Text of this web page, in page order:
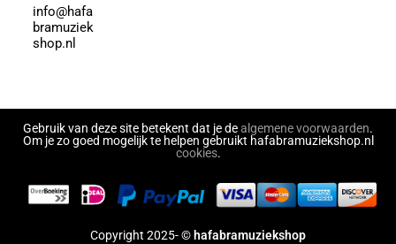
info@hafa
bramuziek
shop.nl
Gebruik van deze site betekent dat je dealgemene voorwaarden.
Om je zo goed mogelijk te helpen gebruikt hafabramuziekshop.nl
cookies.
Copyright 2025- © hafabramuziekshop